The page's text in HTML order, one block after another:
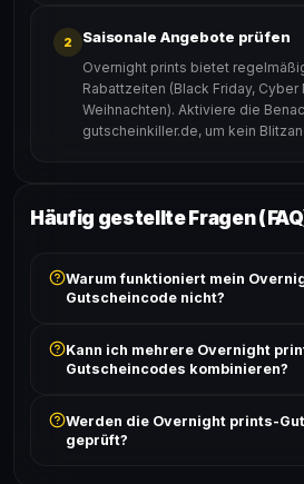
2 Saisonale Angebote prüfen
Overnight prints bietet
Rabattzeiten (Black Friday, Cyber
Weihnachten). Aktiviere die
gutscheinkiller.de, um kein
Häufig gestellte Fragen
Warum funktioniert mein
Gutscheincode nicht?
ist und ob der Code nicht für
gilt. Alle Bedingungen findest du
Kann ich mehrere Overnight
Gutscheincodes kombinieren?
akzeptiert. Die Kombination
ausgeschlossen, sofern die
Werden die Overnight prints-
geprüft?